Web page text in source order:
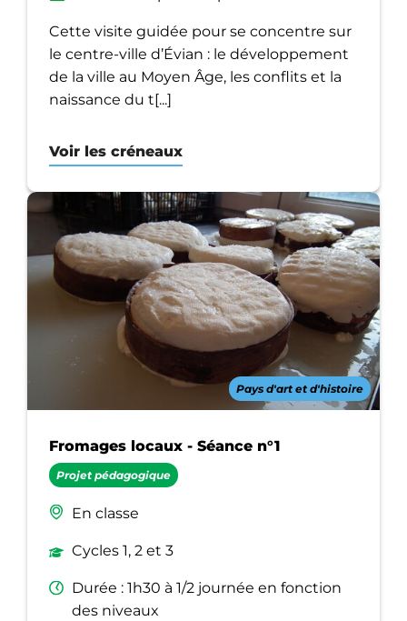
Cette visite guidée pour se concentre sur
le centre-ville d’Évian : le développement
de la ville au Moyen Âge, les conflits et la
naissance du t[...]
Voir les créneaux
Fromages locaux - Séance n°1
Projet pédagogique
En classe
Cycles 1, 2 et 3
Durée : 1h30 à 1/2 journée en fonction
des niveaux
Pays d'art et d'histoire